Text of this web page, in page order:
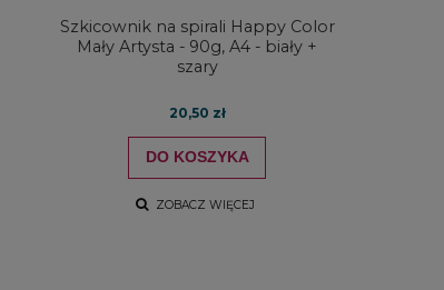
Szkicownik na spirali Happy Color
Mały Artysta - 90g, A4 - biały +
szary
20,50 zł
DO KOSZYKA
ZOBACZ WIĘCEJ